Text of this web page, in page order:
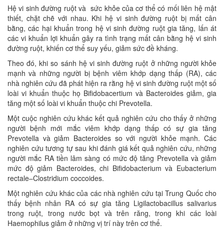
Hệ vi sinh đường ruột và sức khỏe của cơ thể có mối liên hệ mật
thiết, chặt chẽ với nhau. Khi hệ vi sinh đường ruột bị mất cân
bằng, các hại khuẩn trong hệ vi sinh đường ruột gia tăng, lấn át
các vi khuẩn lợi khuẩn gây ra tình trạng mất cân bằng hệ vi sinh
đường ruột, khiến cơ thể suy yếu, giảm sức đề kháng.
Theo đó, khi so sánh hệ vi sinh đường ruột ở những người khỏe
mạnh và những người bị bệnh viêm khớp dạng thấp (RA), các
nhà nghiên cứu đã phát hiện ra rằng hệ vi sinh đường ruột một số
loài vi khuẩn thuộc họ Bifidobacertium và Bacteroides giảm, gia
tăng một số loài vi khuẩn thuộc chi Prevotella.
Một cuộc nghiên cứu khác kết quả nghiên cứu cho thấy ở những
người bệnh mới mắc viêm khớp dạng thấp có sự gia tăng
Prevotella và giảm Bacteroides so với người khỏe mạnh. Các
nghiên cứu tương tự sau khi đánh giá kết quả nghiên cứu, những
người mắc RA tiền lâm sàng có mức độ tăng Prevotella và giảm
mức độ giảm Bacteroides, chi Bifidobacterium và Eubacterium
rectale–Clostridium coccoides.
Một nghiên cứu khác của các nhà nghiên cứu tại Trung Quốc cho
thấy bệnh nhân RA có sự gia tăng Ligilactobacillus salivarius
trong ruột, trong nước bọt và trên răng, trong khi các loài
Haemophilus giảm ở những vị trí này trên cơ thể.